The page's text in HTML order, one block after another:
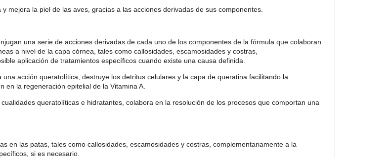
mejora la piel de las aves, gracias a las acciones derivadas de sus componentes.
una serie de acciones derivadas de cada uno de los componentes de la fórmula que colaboran
a nivel de la capa córnea, tales como callosidades, escamosidades y costras,
aplicación de tratamientos específicos cuando existe una causa definida.
una acción queratolítica, destruye los detritus celulares y la capa de queratina facilitando la
en la regeneración epitelial de la Vitamina A.
queratolíticas e hidratantes, colabora en la resolución de los procesos que comportan una
en las patas, tales como callosidades, escamosidades y costras, complementariamente a la
si es necesario.